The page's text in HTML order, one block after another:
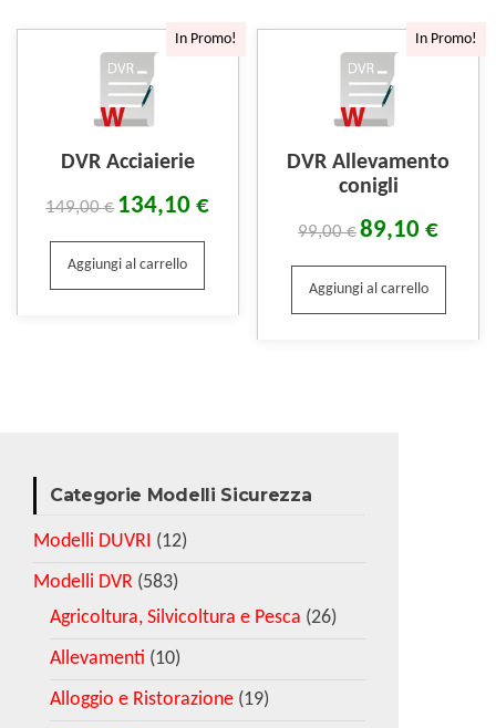
In Promo!
DVR Acciaierie
149,00€ 134,10€
Aggiungi al carrello
In Promo!
DVR Allevamento
conigli
99,00€89,10€
Aggiungi al carrello
Categorie Modelli Sicurezza
Modelli DUVRI (12)
Modelli DVR (583)
Agricoltura, Silvicoltura e Pesca (26)
Allevamenti (10)
Alloggio e Ristorazione (19)